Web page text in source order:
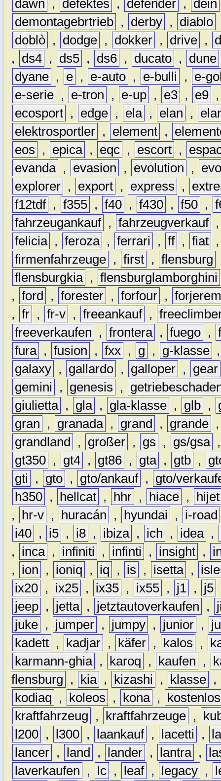
dawn , defektes , defender , dein
demontagebrtrieb , derby , diablo
doblò , dodge , dokker , drive ,
,
ds4 , ds5 , ds6 , ducato , dune
dyane , e , e-auto , e-bulli ,
e-
e-serie , e-tron , e-up , e3 , e9
ecosport , edge , ela , elan ,
elektrosportler , element ,
eos
, epica , eqc , escort ,
evanda , evasion , evolution ,
explorer , export , express ,
f12tdf , f355 , f40 , f430 , f50 ,
fahrzeugankauf , fahrzeugverkauf
felicia , feroza , ferrari , ff , fiat
firmenfahrzeuge , first , flensburg
flensburgkia , flensburglamborghini
, ford , forester , forfour ,
, fr , fr-v , freeankauf ,
freeverkaufen
, frontera , fuego ,
fura , fusion , fxx , g , g-klasse
galaxy , gallardo , galloper ,
gear
gemini
, genesis ,
giulietta , gla , gla-klasse , glb ,
gran
, granada , grand , grande
grandland
, großer , gs , gs/gsa
gt350 , gt4 , gt86 , gta , gtb ,
gti
, gto , gto/ankauf ,
gto/
h350 , hellcat , hhr , hiace ,
hijet
,
hr-v , huracán , hyundai ,
i-road
i40 , i5 , i8 , ibiza , ich , idea ,
,
inca , infiniti , infinti , insight ,
,
ion , ioniq , iq , is , isetta ,
ix20 , ix25 , ix35 , ix55 , j1 , j5
jeep , jetta , jetztautoverkaufen ,
juke , jumper , jumpy , junior ,
kadett , kadjar , käfer , kalos ,
karmann-ghia , karoq , kaufen ,
flensburg
, kia , kizashi , klasse ,
kodiaq
, koleos , kona ,
kostenlos
kraftfahrzeug
, kraftfahrzeuge ,
l200 , l300 , laankauf , lacetti ,
lancer , land , lander , lantra ,
laverkaufen
, lc , leaf , legacy ,